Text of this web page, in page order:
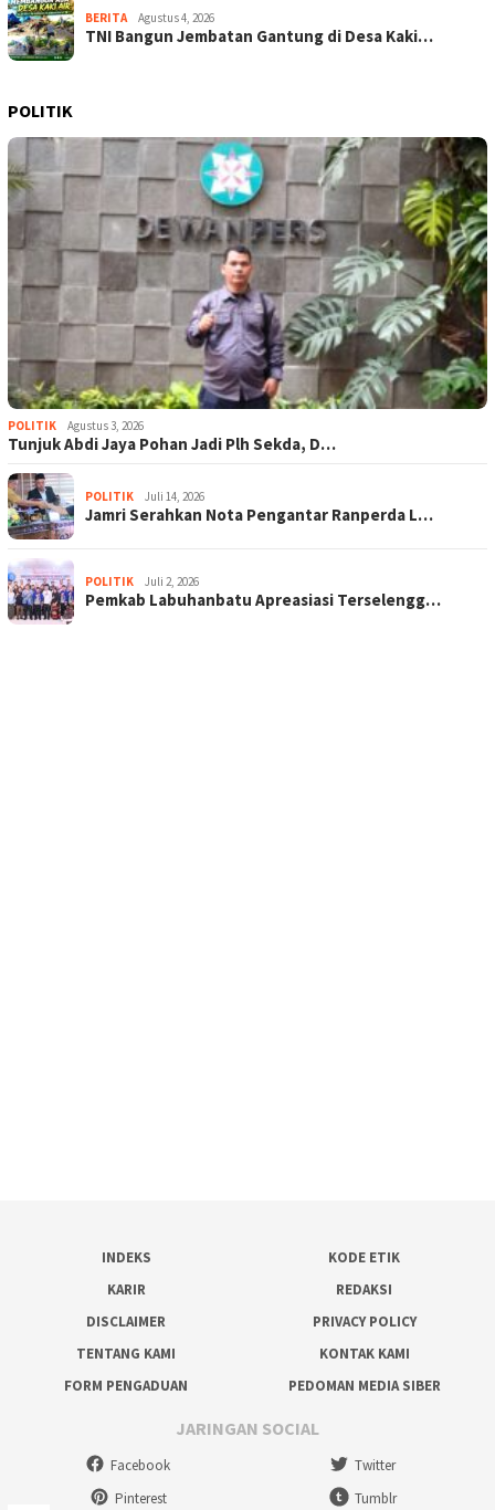
BERITA Agustus 4, 2026
TNI Bangun Jembatan Gantung di Desa Kaki…
POLITIK
POLITIK Agustus 3, 2026
Tunjuk Abdi Jaya Pohan Jadi Plh Sekda, D…
POLITIK Juli 14, 2026
Jamri Serahkan Nota Pengantar Ranperda L…
POLITIK Juli 2, 2026
Pemkab Labuhanbatu Apreasiasi Terselengg…
INDEKS
KODE ETIK
KARIR
REDAKSI
DISCLAIMER
PRIVACY POLICY
TENTANG KAMI
KONTAK KAMI
FORM PENGADUAN
PEDOMAN MEDIA SIBER
JARINGAN SOCIAL
Facebook
Twitter
Pinterest
Tumblr